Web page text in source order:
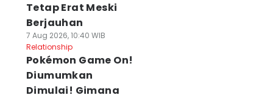
Tetap Erat Meski
Berjauhan
7 Aug 2026, 10:40 WIB
Relationship
Pokémon Game On!
Diumumkan
Dimulai! Gimana